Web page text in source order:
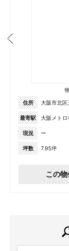
住所
大阪市北区
最寄駅 大阪メト
現況 ー
坪数 7.95坪
この